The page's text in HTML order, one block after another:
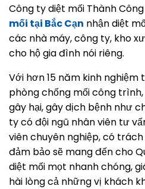
Công ty diệt mối Thành
mối tại Bắc Cạn nhận diệt
các nhà máy, công ty, kho
cho hộ gia đình nói riêng.
Với hơn 15 năm kinh nghiệm
phòng chống mối công
gây hại, gây dịch bệnh như
ty có đội ngũ nhân viên tư
viên chuyên nghiệp, có
đảm bảo sẽ mang đến cho
diệt mối mọt nhanh chóng,
hài lòng cả những vị khách